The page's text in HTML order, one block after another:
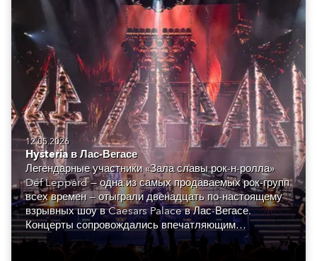
12.05.2026
Hysteria в Лас-Вегасе
Легендарные участники «Зала славы рок-н-ролла»
Def Leppard — одна из самых продаваемых рок-групп
всех времен — отыграли двенадцать по-настоящему
взрывных шоу в Caesars Palace в Лас-Вегасе.
Концерты сопровождались впечатляющим
визуальным оформлением, созданным монреальской
Luz Studio.